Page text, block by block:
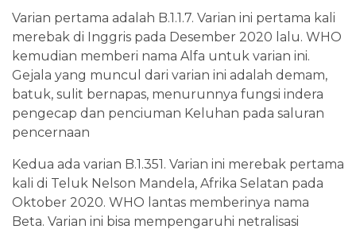
Varian pertama adalah B.1.1.7. Varian ini pertama kali
merebak di Inggris pada Desember 2020 lalu. WHO
kemudian memberi nama Alfa untuk varian ini.
Gejala yang muncul dari varian ini adalah demam,
batuk, sulit bernapas, menurunnya fungsi indera
pengecap dan penciuman Keluhan pada saluran
pencernaan
Kedua ada varian B.1.351. Varian ini merebak pertama
kali di Teluk Nelson Mandela, Afrika Selatan pada
Oktober 2020. WHO lantas memberinya nama
Beta. Varian ini bisa mempengaruhi netralisasi